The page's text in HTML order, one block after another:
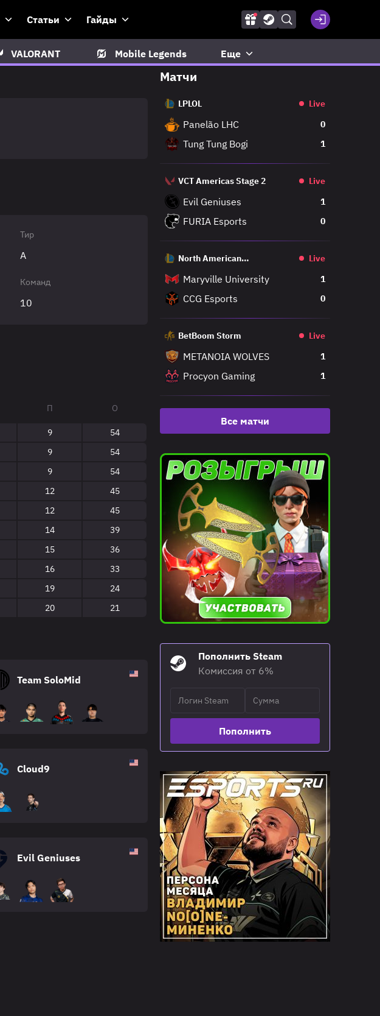
Статьи Гайды
VALORANT Mobile Legends Еще
Тир
A
Команд
10
П О
9
54
9
54
9
54
12
45
12
45
14
39
15
36
16
33
19
24
20 21
Team SoloMid
Cloud9
Evil Geniuses
Матчи
LPLOL Live
Panelão LHC 0
Tung Tung Bogi 1
VCT Americas Stage 2 Live
Evil Geniuses 1
FURIA Esports 0
North American
Live
Maryville University 1
CCG Esports 0
BetBoom Storm Live
METANOIA WOLVES 1
Procyon Gaming 1
Все матчи
Пополнить Steam
Комиссия от 6%
Пополнить